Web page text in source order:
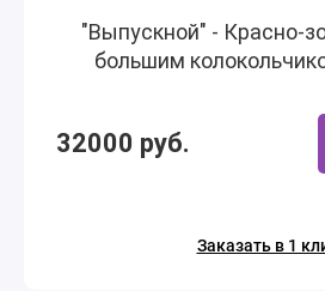
"Выпускной" - Красно-
большим
32000 руб.
Заказать в 1